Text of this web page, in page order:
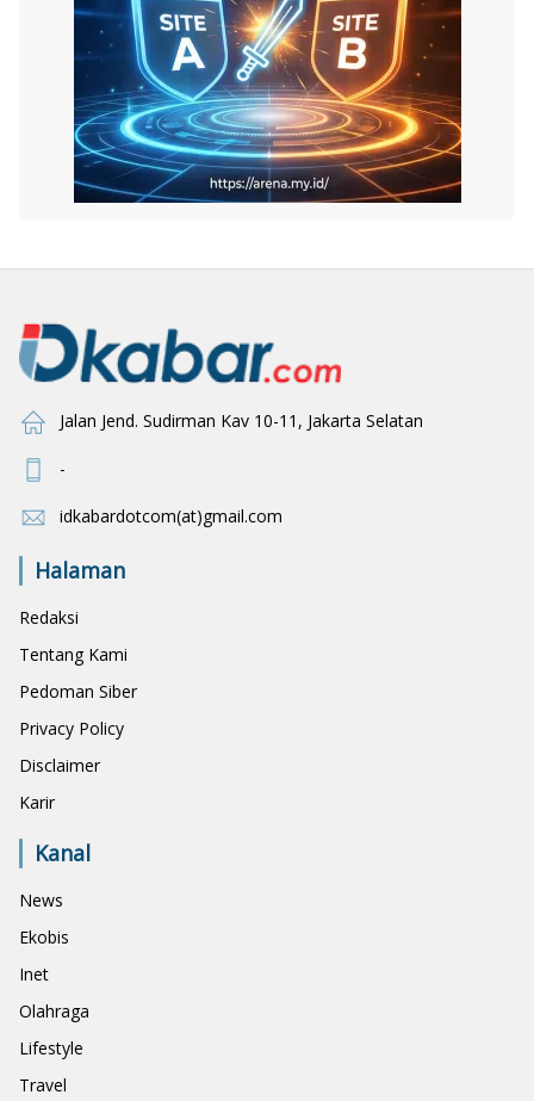
Jalan Jend. Sudirman Kav 10-11, Jakarta Selatan
-
idkabardotcom(at)gmail.com
Halaman
Redaksi
Tentang Kami
Pedoman Siber
Privacy Policy
Disclaimer
Karir
Kanal
News
Ekobis
Inet
Olahraga
Lifestyle
Travel